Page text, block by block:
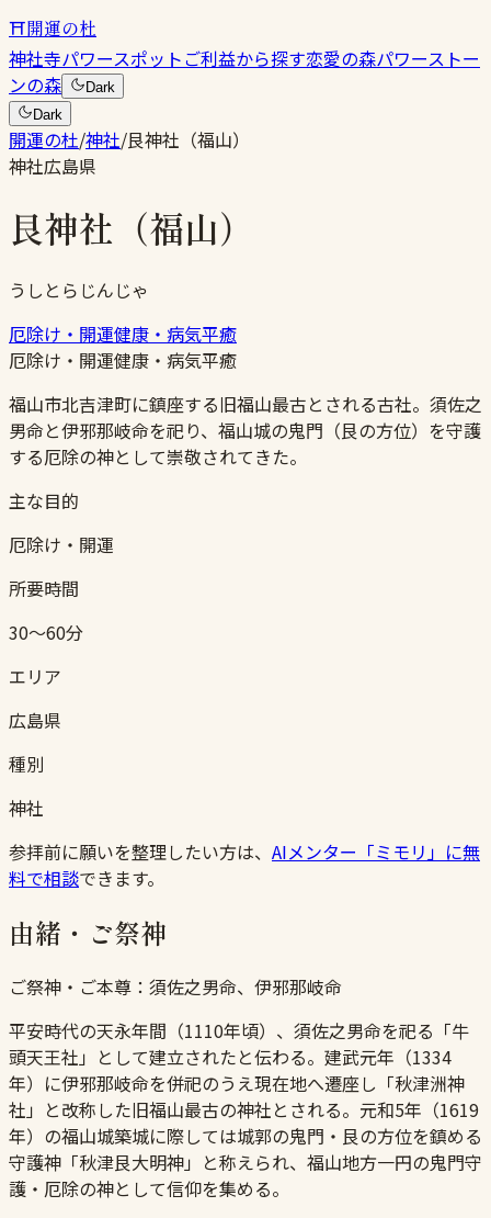
⛩開運の杜
神社寺パワースポットご利益から探す恋愛の森パワーストー
ンの森
Dark
Dark
開運の杜/神社/艮神社（福山）
神社広島県
艮神社（福山）
うしとらじんじゃ
厄除け・開運健康・病気平癒
厄除け・開運健康・病気平癒
福山市北吉津町に鎮座する旧福山最古とされる古社。須佐之
男命と伊邪那岐命を祀り、福山城の鬼門（艮の方位）を守護
する厄除の神として崇敬されてきた。
主な目的
厄除け・開運
所要時間
30〜60分
エリア
広島県
種別
神社
参拝前に願いを整理したい方は、 AIメンター「ミモリ」に無
料で相談できます。
由緒・ご祭神
ご祭神・ご本尊： 須佐之男命、伊邪那岐命
平安時代の天永年間（1110年頃）、須佐之男命を祀る「牛
頭天王社」として建立されたと伝わる。建武元年（1334
年）に伊邪那岐命を併祀のうえ現在地へ遷座し「秋津洲神
社」と改称した旧福山最古の神社とされる。元和5年（1619
年）の福山城築城に際しては城郭の鬼門・艮の方位を鎮める
守護神「秋津艮大明神」と称えられ、福山地方一円の鬼門守
護・厄除の神として信仰を集める。